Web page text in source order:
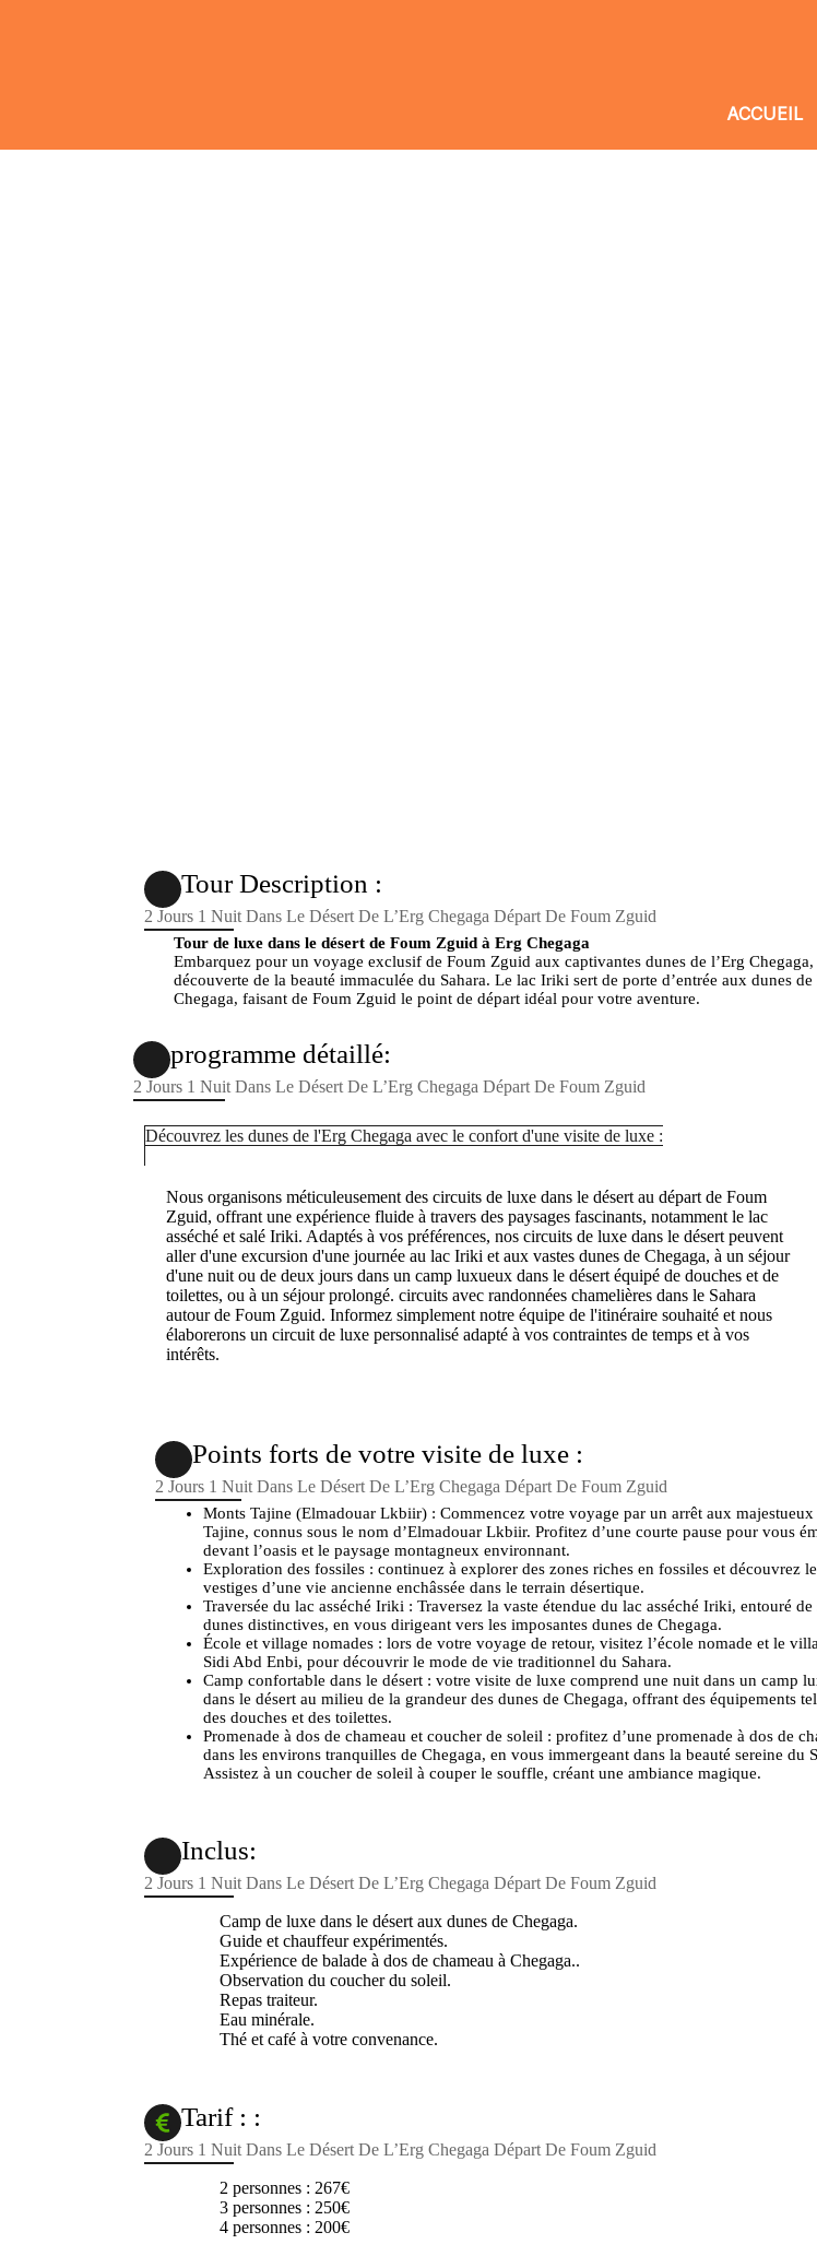
ACCUEIL
Tour Description :
2 Jours 1 Nuit Dans Le Désert De L’Erg Chegaga Départ De Foum Zguid
Tour de luxe dans le désert de Foum Zguid à Erg Chegaga
Embarquez pour un voyage exclusif de Foum Zguid aux captivantes dunes de l’Erg Chegaga,
découverte de la beauté immaculée du Sahara. Le lac Iriki sert de porte d’entrée aux dunes de
Chegaga, faisant de Foum Zguid le point de départ idéal pour votre aventure.
programme détaillé:
2 Jours 1 Nuit Dans Le Désert De L’Erg Chegaga Départ De Foum Zguid
Découvrez les dunes de l'Erg Chegaga avec le confort d'une visite de luxe :
Nous organisons méticuleusement des circuits de luxe dans le désert au départ de Foum
Zguid, offrant une expérience fluide à travers des paysages fascinants, notamment le lac
asséché et salé Iriki. Adaptés à vos préférences, nos circuits de luxe dans le désert peuvent
aller d'une excursion d'une journée au lac Iriki et aux vastes dunes de Chegaga, à un séjour
d'une nuit ou de deux jours dans un camp luxueux dans le désert équipé de douches et de
toilettes, ou à un séjour prolongé. circuits avec randonnées chamelières dans le Sahara
autour de Foum Zguid. Informez simplement notre équipe de l'itinéraire souhaité et nous
élaborerons un circuit de luxe personnalisé adapté à vos contraintes de temps et à vos
intérêts.
Points forts de votre visite de luxe :
2 Jours 1 Nuit Dans Le Désert De L’Erg Chegaga Départ De Foum Zguid
Monts Tajine (Elmadouar Lkbiir) : Commencez votre voyage par un arrêt aux majestueux
Tajine, connus sous le nom d’Elmadouar Lkbiir. Profitez d’une courte pause pour vous
devant l’oasis et le paysage montagneux environnant.
Exploration des fossiles : continuez à explorer des zones riches en fossiles et découvrez
vestiges d’une vie ancienne enchâssée dans le terrain désertique.
Traversée du lac asséché Iriki : Traversez la vaste étendue du lac asséché Iriki, entouré de
dunes distinctives, en vous dirigeant vers les imposantes dunes de Chegaga.
École et village nomades : lors de votre voyage de retour, visitez l’école nomade et le
Sidi Abd Enbi, pour découvrir le mode de vie traditionnel du Sahara.
Camp confortable dans le désert : votre visite de luxe comprend une nuit dans un camp
dans le désert au milieu de la grandeur des dunes de Chegaga, offrant des équipements
des douches et des toilettes.
Promenade à dos de chameau et coucher de soleil : profitez d’une promenade à dos de
dans les environs tranquilles de Chegaga, en vous immergeant dans la beauté sereine du
Assistez à un coucher de soleil à couper le souffle, créant une ambiance magique.
Inclus:
2 Jours 1 Nuit Dans Le Désert De L’Erg Chegaga Départ De Foum Zguid
Camp de luxe dans le désert aux dunes de Chegaga.
Guide et chauffeur expérimentés.
Expérience de balade à dos de chameau à Chegaga..
Observation du coucher du soleil.
Repas traiteur.
Eau minérale.
Thé et café à votre convenance.
Tarif : :
2 Jours 1 Nuit Dans Le Désert De L’Erg Chegaga Départ De Foum Zguid
2 personnes : 267€
3 personnes : 250€
4 personnes : 200€